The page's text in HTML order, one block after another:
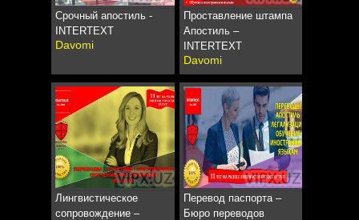
Срочный апостиль -
INTERTEXT
Davomi
Проставление штампа
Апостиль –
INTERTEXT
Davomi
Лингвистическое
сопровождение –
Перевод паспорта –
Бюро переводов